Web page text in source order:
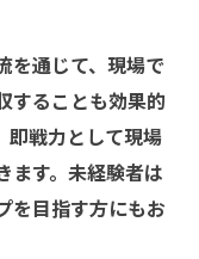
を通じて、現場で
することも効果的
即戦力として現場
ます。未経験者は
を目指す方にもお